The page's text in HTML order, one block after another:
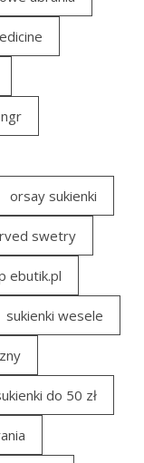
orsay sukienki
swetry
ebutik.pl
sukienki wesele
do 50 zł